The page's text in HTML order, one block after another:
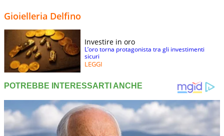
Gioielleria Delfino
Investire in oro
L’oro torna protagonista tra gli investimenti
sicuri
LEGGI